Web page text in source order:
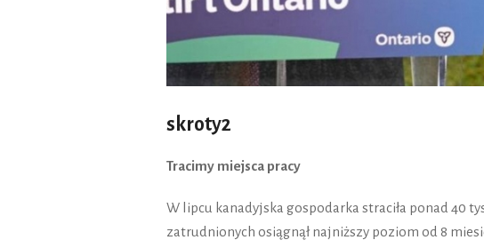
skroty2
Tracimy miejsca pracy
W lipcu kanadyjska gospodarka straciła ponad 40
zatrudnionych osiągnął najniższy poziom od 8